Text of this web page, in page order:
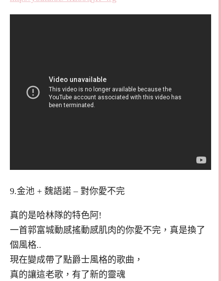
9.金池 + 魏語諾 – 對你愛不完
真的是哈林隊的特色阿!
一首郭富城動感搖動感肌肉的你愛不完，真是換了
個風格..
現在變成帶了點爵士風格的歌曲，
真的讓這老歌，有了新的靈魂